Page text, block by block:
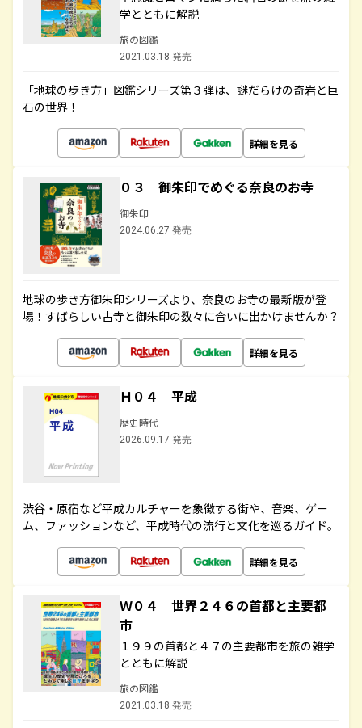
学とともに解説
旅の図鑑
2021.03.18 発売
「地球の歩き方」図鑑シリーズ第３弾は、謎だらけの奇岩と巨
石の世界！
詳細を見る
０３ 御朱印でめぐる奈良のお寺
御朱印
2024.06.27 発売
地球の歩き方御朱印シリーズより、奈良のお寺の最新版が登
場！すばらしい古寺と御朱印の数々に合いに出かけませんか？
詳細を見る
Ｈ０４ 平成
歴史時代
2026.09.17 発売
渋谷・原宿など平成カルチャーを象徴する街や、音楽、ゲー
ム、ファッションなど、平成時代の流行と文化を巡るガイド。
詳細を見る
Ｗ０４ 世界２４６の首都と主要都
市
１９９の首都と４７の主要都市を旅の雑学
とともに解説
旅の図鑑
2021.03.18 発売